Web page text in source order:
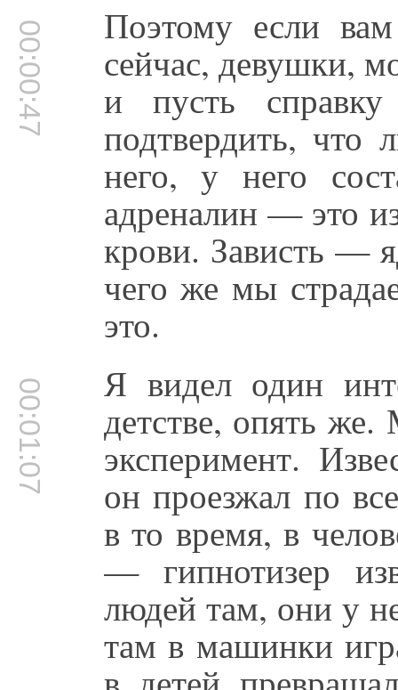
00:00:47 Поэтому если
сейчас, девушки,
и пусть
подтвердить, что
него, у него
адреналин — это
крови. Зависть —
чего же мы
это.
00:01:07 Я видел один
детстве, опять
эксперимент.
он проезжал по
в то время, в
— гипнотизер
людей там, они у
там в машинки